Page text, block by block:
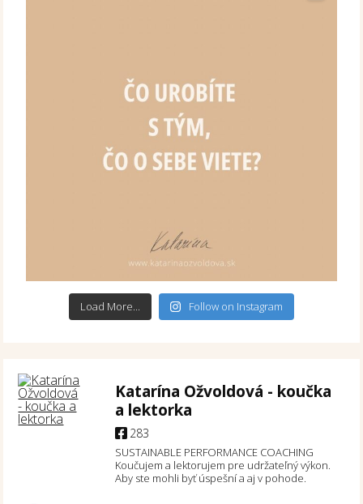
Load More... Follow on Instagram
Katarína Ožvoldová - koučka
a lektorka
283
SUSTAINABLE PERFORMANCE COACHING
Koučujem a lektorujem pre udržateľný výkon.
Aby ste mohli byť úspešní a aj v pohode.